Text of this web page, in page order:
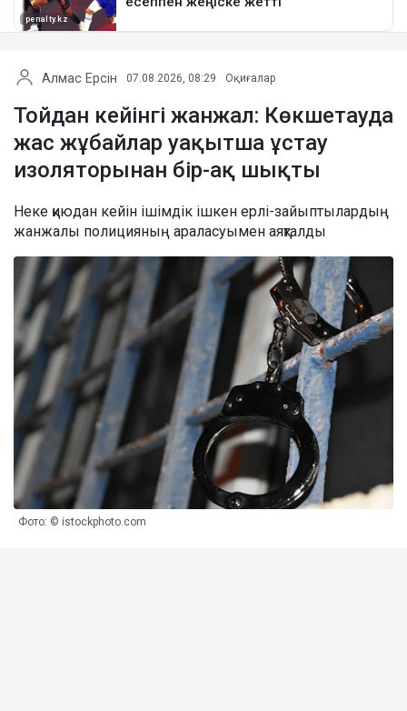
Алмас Ерсін 07.08.2026, 08:29 Оқиғалар
Тойдан кейінгі жанжал: Көкшетауда
жас жұбайлар уақытша ұстау
изоляторынан бір-ақ шықты
Неке қиюдан кейін ішімдік ішкен ерлі-зайыптылардың
жанжалы полицияның араласуымен аяқталды
Фото: © istockphoto.com